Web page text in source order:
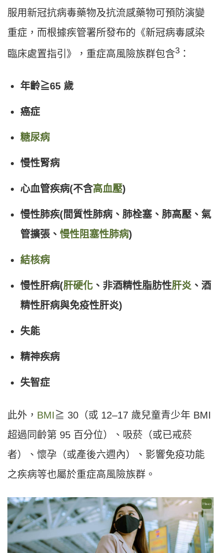
服用新冠抗病毒藥物及抗流感藥物可預防演變
重症，而根據疾管署所發布的《新冠病毒感染
臨床處置指引》，重症高風險族群包含3 ：
年齡≧65 歲
癌症
糖尿病
慢性腎病
心血管疾病(不含高血壓)
慢性肺疾(間質性肺病、肺栓塞、肺高壓、氣
管擴張、 慢性阻塞性肺病)
結核病
慢性肝病(肝硬化 、非酒精性脂肪性肝炎 、酒
精性肝病與免疫性肝炎)
失能
精神疾病
失智症
此外， BMI≧ 30（或 12–17 歲兒童青少年 BMI
超過同齡第 95 百分位）、吸菸（或已戒菸
者）、懷孕（或產後六週內）、影響免疫功能
之疾病等也屬於重症高風險族群。